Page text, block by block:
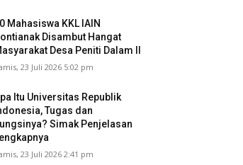
Mahasiswa KKL IAIN
Disambut Hangat
Desa Peniti Dalam II
23 Juli 2026 5:02 pm
Itu Universitas Republik
Tugas dan
Simak Penjelasan
23 Juli 2026 2:41 pm